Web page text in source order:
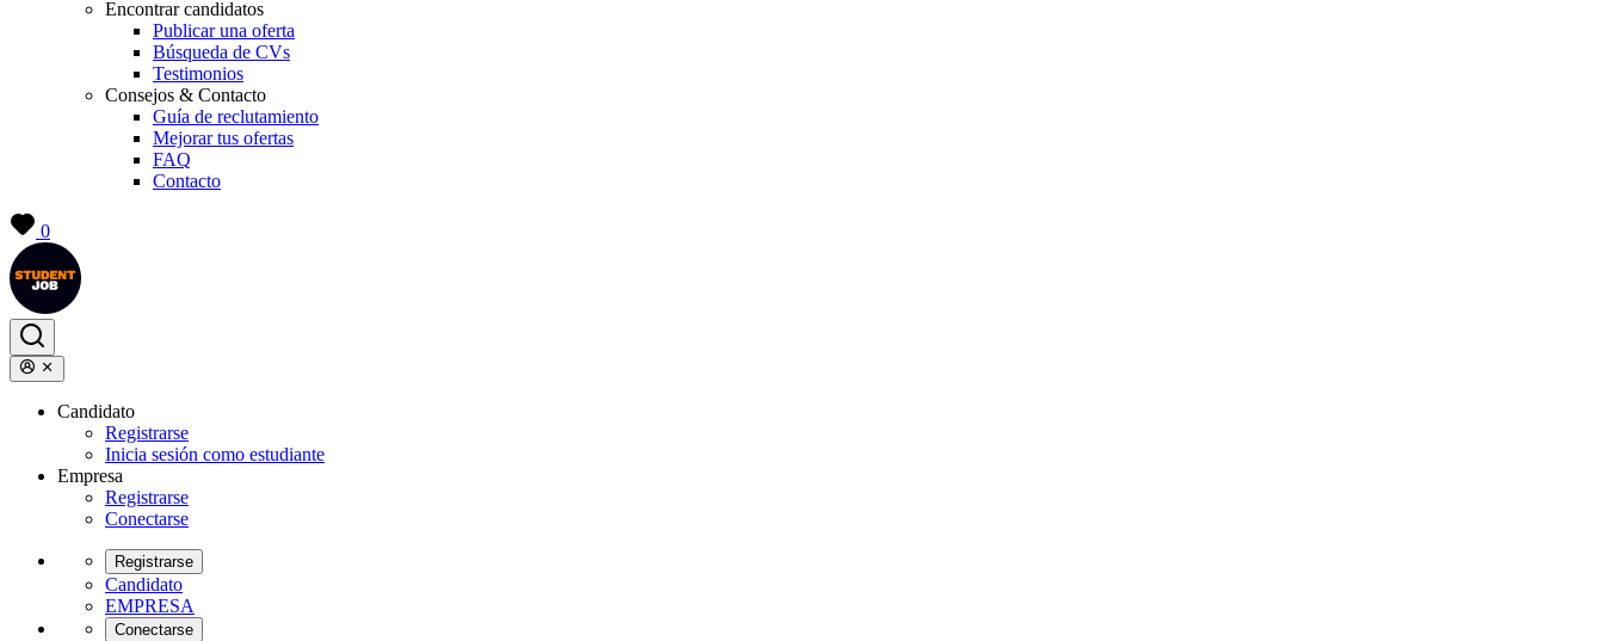
Encontrar candidatos
Publicar una oferta
Búsqueda de CVs
Testimonios
Consejos & Contacto
Guía de reclutamiento
Mejorar tus ofertas
FAQ
Contacto
0
Candidato
Registrarse
Inicia sesión como estudiante
Empresa
Registrarse
Conectarse
Registrarse
Candidato
EMPRESA
Conectarse